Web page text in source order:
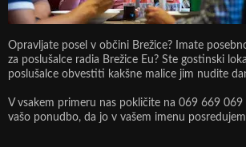
Opravljate posel v občini Brežice? Imate
za poslušalce radia Brežice Eu? Ste gostinski
poslušalce obvestiti kakšne malice jim nudite
V vsakem primeru nas pokličite na 069 669
vašo ponudbo, da jo v vašem imenu